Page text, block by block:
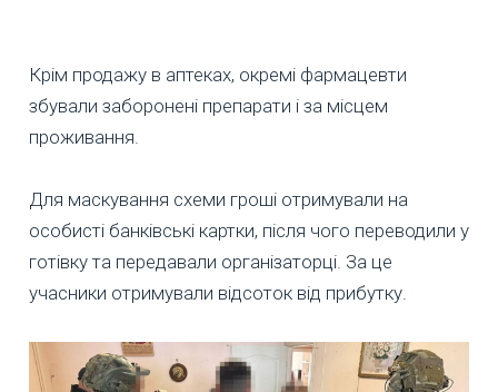
Крім продажу в аптеках, окремі фармацевти
збували заборонені препарати і за місцем
проживання.
Для маскування схеми гроші отримували на
особисті банківські картки, після чого переводили у
готівку та передавали організаторці. За це
учасники отримували відсоток від прибутку.